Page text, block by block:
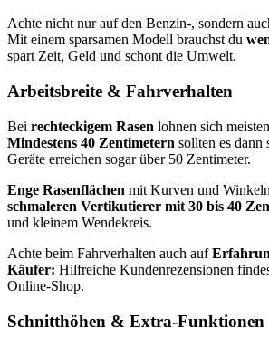
Achte nicht nur auf den Benzin-, sondern
Mit einem sparsamen Modell brauchst du
spart Zeit, Geld und schont die Umwelt.
Arbeitsbreite & Fahrverhalten
Bei rechteckigem Rasen lohnen sich
Mindestens 40 Zentimetern sollten es dann
Geräte erreichen sogar über 50 Zentimeter.
Enge Rasenflächen mit Kurven und
schmaleren Vertikutierer mit 30 bis 40
und kleinem Wendekreis.
Achte beim Fahrverhalten auch auf
Käufer: Hilfreiche Kundenrezensionen
Online-Shop.
Schnitthöhen & Extra-Funktionen